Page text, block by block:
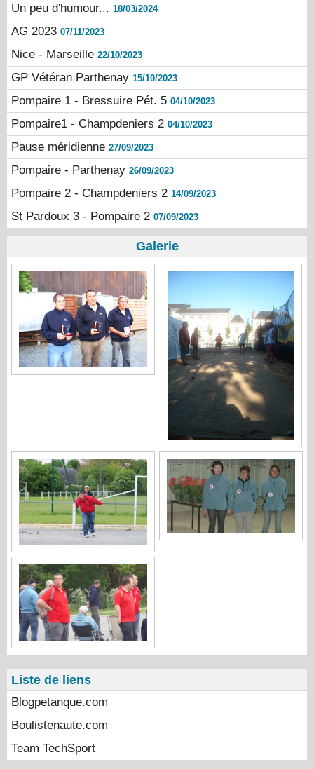
Un peu d'humour... 18/03/2024
AG 2023 07/11/2023
Nice - Marseille 22/10/2023
GP Vétéran Parthenay 15/10/2023
Pompaire 1 - Bressuire Pét. 5 04/10/2023
Pompaire1 - Champdeniers 2 04/10/2023
Pause méridienne 27/09/2023
Pompaire - Parthenay 26/09/2023
Pompaire 2 - Champdeniers 2 14/09/2023
St Pardoux 3 - Pompaire 2 07/09/2023
Galerie
Liste de liens
Blogpetanque.com
Boulistenaute.com
Team TechSport